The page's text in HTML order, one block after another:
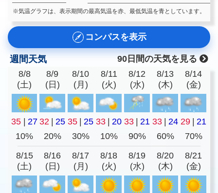
※気温グラフは、表示期間の最高気温を赤、最低気温を青としています。
コンパスを表示
週間天気
90日間の天気を見る
8/8
(土)
8/9
(日)
8/10
(月)
8/11
(火)
8/12
(水)
8/13
(木)
8/14
(金)
35 27 32 25 35 25 33 20 33 21 33 24 29
21
10%
20% 30% 10% 90% 60% 70%
8/15
(土)
8/16
(日)
8/17
(月)
8/18
(火)
8/19
(水)
8/20
(木)
8/21
(金)